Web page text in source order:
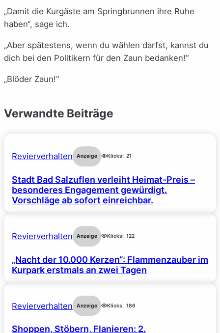
„Damit die Kurgäste am Springbrunnen ihre Ruhe
haben“, sage ich.
„Aber spätestens, wenn du wählen darfst, kannst du
dich bei den Politikern für den Zaun bedanken!“
„Blöder Zaun!“
Verwandte Beiträge
Revierverhalten Anzeige Klicks: 21
Stadt Bad Salzuflen verleiht Heimat-Preis –
besonderes Engagement gewürdigt.
Vorschläge ab sofort einreichbar.
Revierverhalten Anzeige Klicks: 122
„Nacht der 10.000 Kerzen“: Flammenzauber im
Kurpark erstmals an zwei Tagen
Revierverhalten Anzeige Klicks: 186
Shoppen, Stöbern, Flanieren: 2.